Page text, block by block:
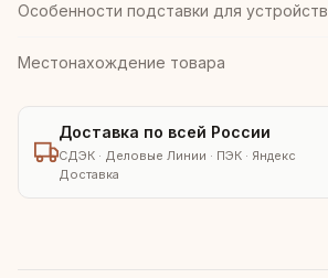
Особенности подставки для устройств
Местонахождение товара
Доставка по всей России
СДЭК · Деловые Линии · ПЭК · Яндекс
Доставка